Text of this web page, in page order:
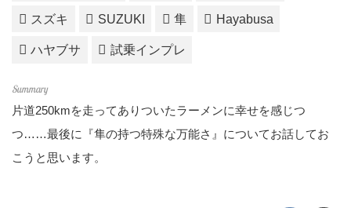
スズキ SUZUKI 隼 Hayabusa
ハヤブサ 試乗インプレ
片道250kmを走ってありついたラーメンに幸せを感じつ
つ……最後に『隼の持つ特殊な万能さ』についてお話してお
こうと思います。